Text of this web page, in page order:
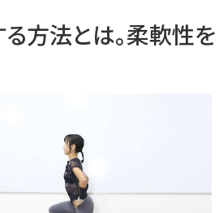
方法とは。柔軟性を